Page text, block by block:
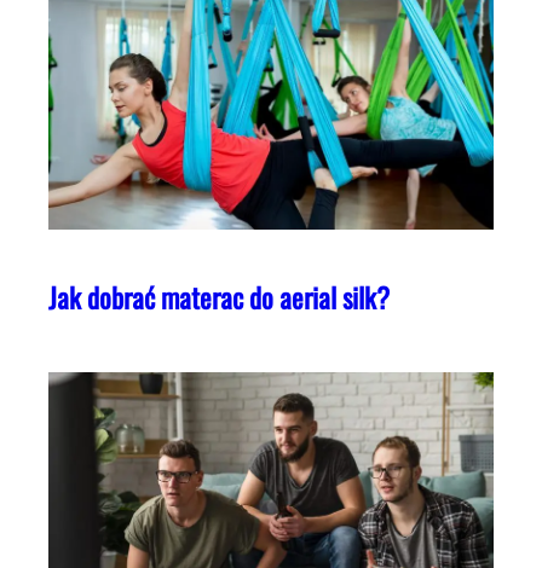
Jak dobrać materac do aerial silk?